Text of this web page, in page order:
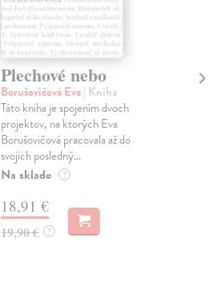
Plechové nebo
Borušovičová Eva| Kniha
Táto kniha je spojením dvoch
projektov, na ktorých Eva
Borušovičová pracovala až do
svojich posledný...
Na sklade ?
18,91 €
19,90 € ?